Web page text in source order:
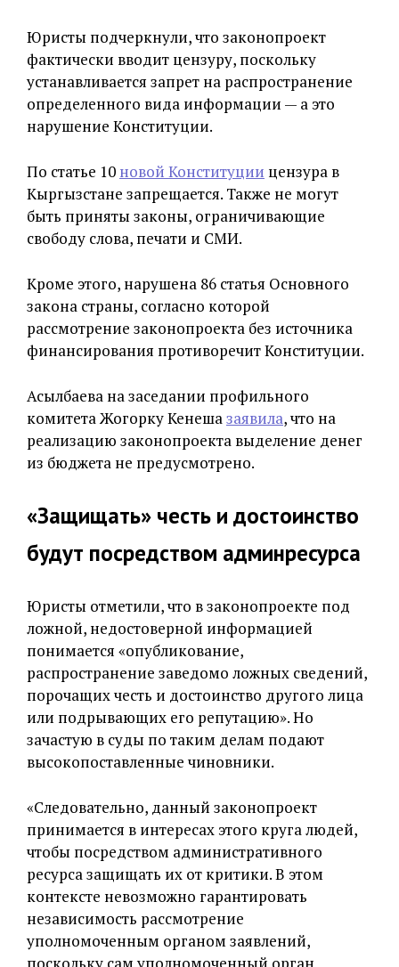
Юристы подчеркнули, что законопроект
фактически вводит цензуру, поскольку
устанавливается запрет на распространение
определенного вида информации — а это
нарушение Конституции.
По статье 10 новой Конституции цензура в
Кыргызстане запрещается. Также не могут
быть приняты законы, ограничивающие
свободу слова, печати и СМИ.
Кроме этого, нарушена 86 статья Основного
закона страны, согласно которой
рассмотрение законопроекта без источника
финансирования противоречит Конституции.
Асылбаева на заседании профильного
комитета Жогорку Кенешазаявила, что на
реализацию законопроекта выделение денег
из бюджета не предусмотрено.
«Защищать» честь и достоинство
будут посредством админресурса
Юристы отметили, что в законопроекте под
ложной, недостоверной информацией
понимается «опубликование,
распространение заведомо ложных сведений,
порочащих честь и достоинство другого лица
или подрывающих его репутацию». Но
зачастую в суды по таким делам подают
высокопоставленные чиновники.
«Следовательно, данный законопроект
принимается в интересах этого круга людей,
чтобы посредством административного
ресурса защищать их от критики. В этом
контексте невозможно гарантировать
независимость рассмотрение
уполномоченным органом заявлений,